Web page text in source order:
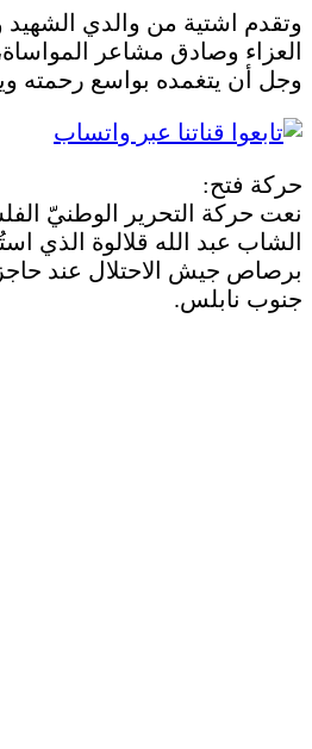
وتقدم اشتية من والدي الشهيد
العزاء وصادق مشاعر
وجل أن يتغمده بواسع رحمته
حركة فتح:
نعت حركة التحرير الوطنيّ
الشاب عبد الله قلالوة الذي
برصاص جيش الاحتلال عند
جنوب نابلس.